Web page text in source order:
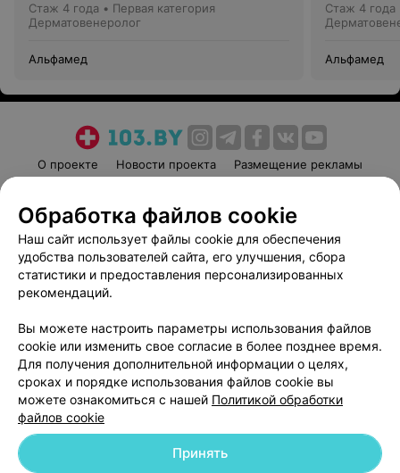
Стаж 4 года • Первая категория
Дерматовенеролог
Альфамед
Стаж 4 года
Альфамед
О проекте Новости проекта
Размещение рекламы
Пользовательское соглашение
Способы оплаты
Вакансии
Партнеры
Написать руководителю 103.by
Обработка персональных данных
© 2026 ООО «Артокс Лаб», УНП 191700409 | 220012, Республика Беларусь,
Обработка файлов cookie
Наш сайт использует файлы cookie для обеспечения
удобства пользователей сайта, его улучшения, сбора
статистики и предоставления персонализированных
рекомендаций.
Вы можете настроить параметры использования файлов
cookie или изменить свое согласие в более позднее время.
Для получения дополнительной информации о целях,
сроках и порядке использования файлов cookie вы
можете ознакомиться с нашей Политикой обработки
файлов cookie
Принять